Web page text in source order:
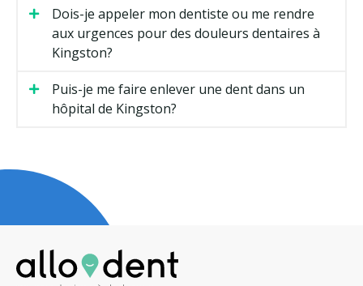
Dois-je appeler mon dentiste ou me rendre
aux urgences pour des douleurs dentaires à
Kingston?
Puis-je me faire enlever une dent dans un
hôpital de Kingston?